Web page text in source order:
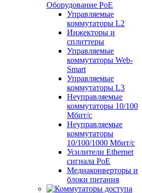
Оборудование PoE
Управляемые
коммутаторы L2
Инжекторы и
сплиттеры
Управляемые
коммутаторы Web-
Smart
Управляемые
коммутаторы L3
Неуправляемые
коммутаторы 10/100
Мбит/с
Неуправляемые
коммутаторы
10/100/1000 Мбит/с
Усилители Ethernet
сигнала PoE
Медиаконверторы и
блоки питания